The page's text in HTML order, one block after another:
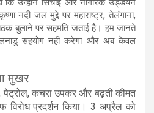
कि उन्होंने सिंचाई और नागरिक उड्डयन
नदी जल मुद्दे पर महाराष्ट्र, तेलंगाना,
बुलाने पर सहमति जताई है। हम जानते
सहयोग नहीं करेगा और अब केवल
मुखर
पेट्रोल, कचरा उपकर और बढ़ती कीमत
प्रदर्शन किया। 3 अप्रैल को